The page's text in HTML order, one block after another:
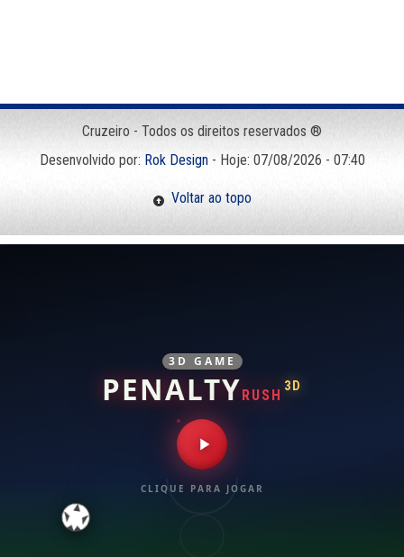
Cruzeiro - Todos os direitos reservados ®
Desenvolvido por: Rok Design- Hoje: 07/08/2026 - 07:40
Voltar ao topo
3D GAME
PENALTY RUSH
3D
CLIQUE PARA JOGAR